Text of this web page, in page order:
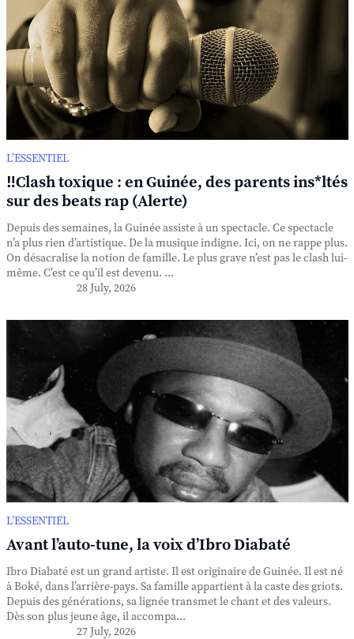
L’ESSENTIEL
‼️Clash toxique : en Guinée, des parents ins*ltés
sur des beats rap (Alerte)
Depuis des semaines, la Guinée assiste à un spectacle. Ce spectacle
n’a plus rien d’artistique. De la musique indigne. Ici, on ne rappe plus.
On désacralise la notion de famille. Le plus grave n’est pas le clash lui-
même. C’est ce qu’il est devenu. ...
28 July, 2026
L’ESSENTIEL
Avant l’auto-tune, la voix d’Ibro Diabaté
Ibro Diabaté est un grand artiste. Il est originaire de Guinée. Il est né
à Boké, dans l’arrière-pays. Sa famille appartient à la caste des griots.
Depuis des générations, sa lignée transmet le chant et des valeurs.
Dès son plus jeune âge, il accompa...
27 July, 2026